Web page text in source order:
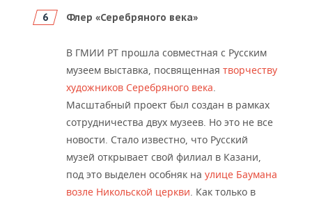
Флер «Серебряного века»
В ГМИИ РТ прошла совместная с Русским
музеем выставка, посвященная творчеству
художников Серебряного века
Масштабный проект был создан в рамках
сотрудничества двух музеев. Но это не все
новости. Стало известно, что Русский
музей открывает свой филиал в Казани,
под это выделен особняк на улице Баумана
возле Никольской церкви . Как только в